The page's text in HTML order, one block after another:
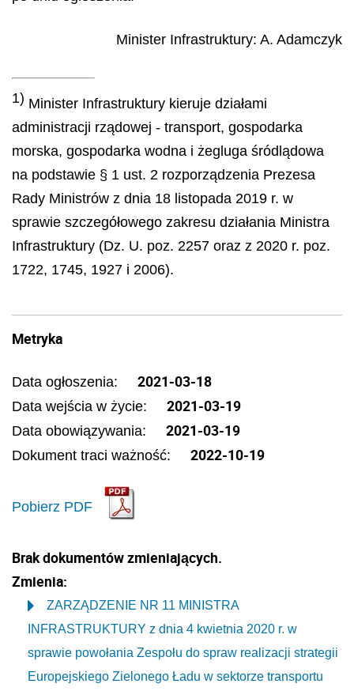
Minister Infrastruktury: A. Adamczyk
1) Minister Infrastruktury kieruje działami
administracji rządowej - transport, gospodarka
morska, gospodarka wodna i żegluga śródlądowa
na podstawie § 1 ust. 2 rozporządzenia Prezesa
Rady Ministrów z dnia 18 listopada 2019 r. w
sprawie szczegółowego zakresu działania Ministra
Infrastruktury (Dz. U. poz. 2257 oraz z 2020 r. poz.
1722, 1745, 1927 i 2006).
Metryka
Data ogłoszenia: 2021-03-18
Data wejścia w życie: 2021-03-19
Data obowiązywania: 2021-03-19
Dokument traci ważność: 2022-10-19
Pobierz PDF
Brak dokumentów zmieniających.
Zmienia:
ZARZĄDZENIE NR 11 MINISTRA
INFRASTRUKTURY z dnia 4 kwietnia 2020 r. w
sprawie powołania Zespołu do spraw realizacji strategii
Europejskiego Zielonego Ładu w sektorze transportu